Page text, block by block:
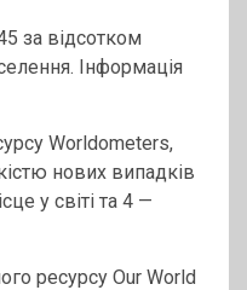
за відсотком
Інформація
Worldometers,
нових випадків
у світі та 4 —
ресурсу Our World